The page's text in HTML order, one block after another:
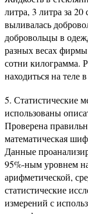
литра, 3 литра за 20
выливалась
добровольцы в
разных весах
сотни килограмма.
находиться на теле
5. Статистические
использованы
Проверена
математическая
Данные
95%-ным уровнем
арифметической,
статистические
измерений с